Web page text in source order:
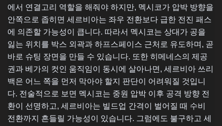
에서 연결고리 역할을 해줘야 하지만, 멕시코가 압박 방향을
안쪽으로 좁히면 세르비아는 좌우 전환보다 급한 전진 패스
에 의존할 가능성이 큽니다. 따라서 멕시코는 상대가 공을
잃는 위치를 박스 외곽과 하프스페이스 근처로 유도하며, 곧
바로 슈팅 장면을 만들 수 있습니다. 또한 히메네스의 제공
권과 베가의 컷인 움직임이 동시에 살아나면, 세르비아 쓰리
백은 어느 쪽을 먼저 막아야 할지 판단이 어려워질 것입니
다. 전술적으로 보면 멕시코는 중원 압박 이후 공격 방향 전
환이 선명하고, 세르비아는 빌드업 간격이 벌어질 때 수비
전환까지 흔들릴 가능성이 있습니다. 그럼에도 불구하고 세